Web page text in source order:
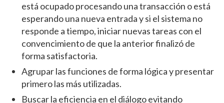
está ocupado procesando una transacción o está
esperando una nueva entrada y si el sistema no
responde a tiempo, iniciar nuevas tareas con el
convencimiento de que la anterior finalizó de
forma satisfactoria.
Agrupar las funciones de forma lógica y presentar
primero las más utilizadas.
Buscar la eficiencia en el diálogo evitando